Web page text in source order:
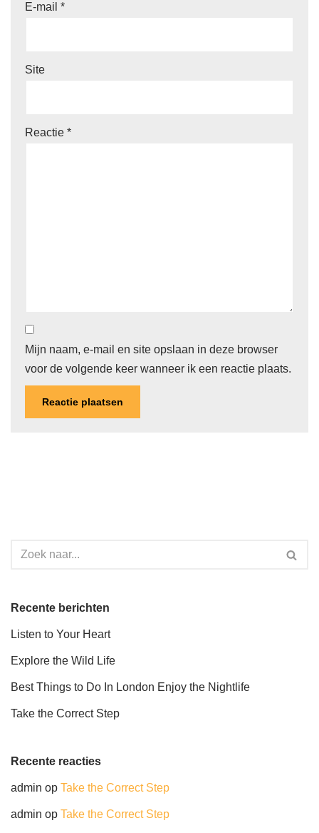
E-mail *
Site
Reactie *
Mijn naam, e-mail en site opslaan in deze browser
voor de volgende keer wanneer ik een reactie plaats.
Recente berichten
Listen to Your Heart
Explore the Wild Life
Best Things to Do In London Enjoy the Nightlife
Take the Correct Step
Recente reacties
admin op Take the Correct Step
admin op Take the Correct Step